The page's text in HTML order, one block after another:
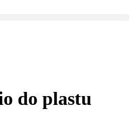
do plastu